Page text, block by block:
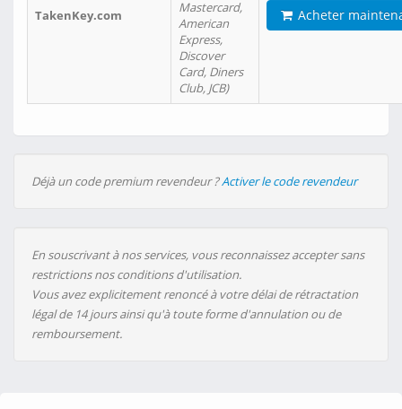
TakenKey.com
Mastercard,
American
Express,
Discover
Card, Diners
Club, JCB)
Acheter
Déjà un code premium revendeur ?Activer le code revendeur
En souscrivant à nos services, vous reconnaissez accepter sans
restrictions nos conditions d'utilisation.
Vous avez explicitement renoncé à votre délai de rétractation
légal de 14 jours ainsi qu'à toute forme d'annulation ou de
remboursement.